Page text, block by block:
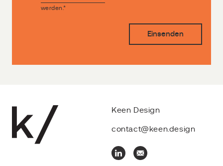
werden.*
Keen Design
contact@keen.design